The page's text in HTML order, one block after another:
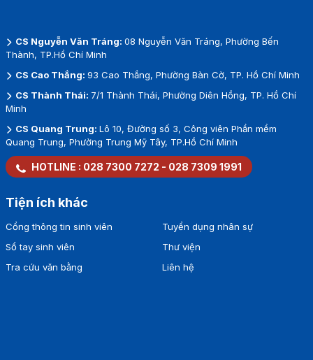
CS Nguyễn Văn Tráng: 08 Nguyễn Văn Tráng, Phường Bến
Thành, TP.Hồ Chí Minh
CS Cao Thắng: 93 Cao Thắng, Phường Bàn Cờ, TP. Hồ Chí Minh
CS Thành Thái: 7/1 Thành Thái, Phường Diên Hồng, TP. Hồ Chí
Minh
CS Quang Trung: Lô 10, Đường số 3, Công viên Phần mềm
Quang Trung, Phường Trung Mỹ Tây, TP.Hồ Chí Minh
HOTLINE : 028 7300 7272 - 028 7309 1991
Tiện ích khác
Cổng thông tin sinh viên
Sổ tay sinh viên
Tra cứu văn bằng
Tuyển dụng nhân sự
Thư viện
Liên hệ